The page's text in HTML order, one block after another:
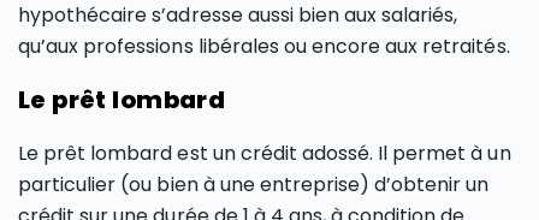
hypothécaire s’adresse aussi bien aux salariés,
qu’aux professions libérales ou encore aux retraités.
Le prêt lombard
Le prêt lombard est un crédit adossé. Il permet à un
particulier (ou bien à une entreprise) d’obtenir un